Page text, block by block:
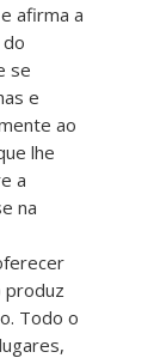
afirma a
se
e
ao
lhe
a
na
produz
Todo o